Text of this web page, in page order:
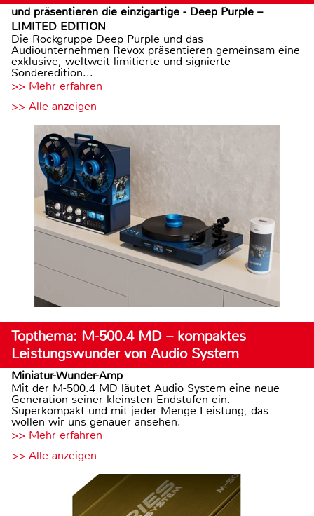
und präsentieren die einzigartige - Deep Purple –
LIMITED EDITION
Die Rockgruppe Deep Purple und das
Audiounternehmen Revox präsentieren gemeinsam eine
exklusive, weltweit limitierte und signierte
Sonderedition...
>> Mehr erfahren
>> Alle anzeigen
Topthema: M-500.4 MD – kompaktes
Leistungswunder von Audio System
Miniatur-Wunder-Amp
Mit der M-500.4 MD läutet Audio System eine neue
Generation seiner kleinsten Endstufen ein.
Superkompakt und mit jeder Menge Leistung, das
wollen wir uns genauer ansehen.
>> Mehr erfahren
>> Alle anzeigen